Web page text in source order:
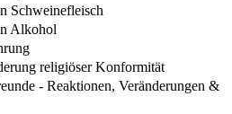
Schweinefleisch
Alkohol
religiöser Konformität
- Reaktionen, Veränderungen &